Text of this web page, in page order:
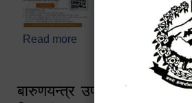
Read more about घरबाटै अनलाइन
बारुणयन्त्र उपशाखा